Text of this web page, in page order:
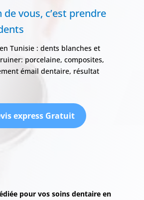
de vous, c’est prendre
Tunisie : dents blanches et
porcelaine, composites,
émail dentaire, résultat
express Gratuit
pour vos soins dentaire en